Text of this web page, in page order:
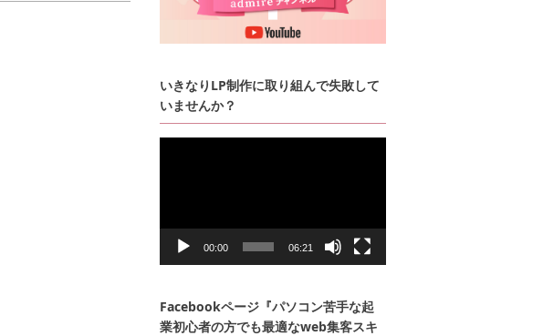
いきなりLP制作に取り組んで失敗して
いませんか？
動
00:00 06:21
Facebookページ『パソコン苦手な起
業初心者の方でも最適なweb集客スキ